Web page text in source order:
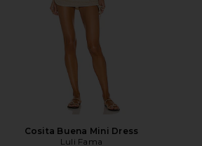
Cosita Buena Mini Dress
Luli Fama